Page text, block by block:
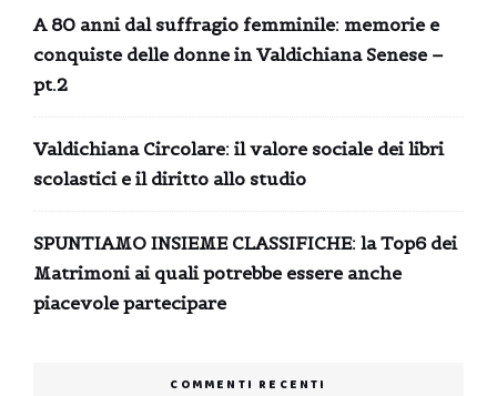
A 80 anni dal suffragio femminile: memorie e
conquiste delle donne in Valdichiana Senese –
pt.2
Valdichiana Circolare: il valore sociale dei libri
scolastici e il diritto allo studio
SPUNTIAMO INSIEME CLASSIFICHE: la Top6 dei
Matrimoni ai quali potrebbe essere anche
piacevole partecipare
COMMENTI RECENTI